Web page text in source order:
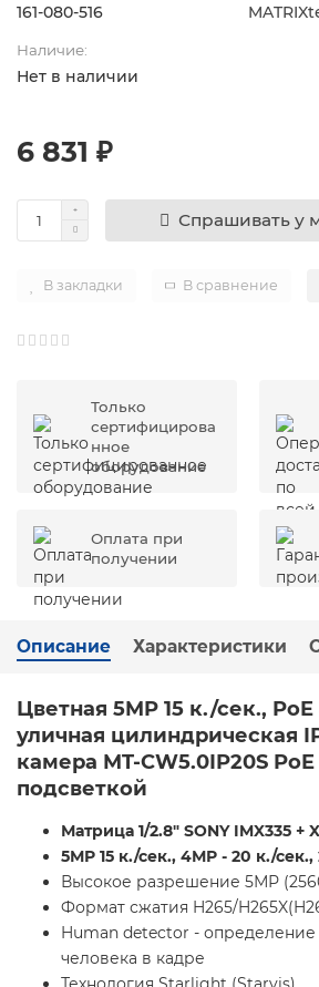
161-080-516
Наличие:
Нет в наличии
6 831 ₽
Спрашивать у
В закладки В сравнение
Только
сертифицирова
нное
оборудование
Оплата при
получении
Описание Характеристики
Цветная 5MP 15 к./сек.,
уличная цилиндрическая
камера MT-CW5.0IP20S
подсветкой
Матрица 1/2.8" SONY IMX335 +
5МР 15 к./сек., 4МР - 20 к./
Высокое разрешение 5МР
Формат сжатия H265/
Human detector -
человека в кадре